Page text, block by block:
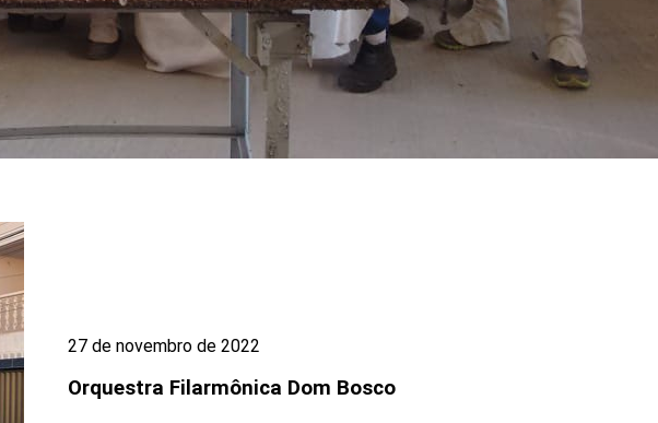
27 de novembro de 2022
Orquestra Filarmônica Dom Bosco